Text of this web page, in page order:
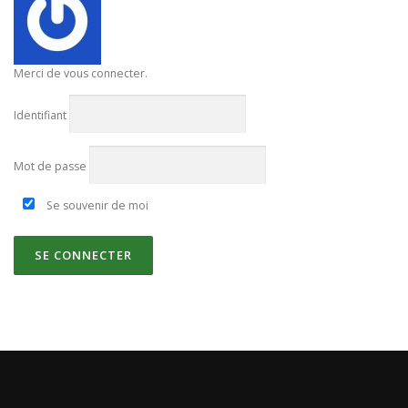
Merci de vous connecter.
Identifiant
Mot de passe
Se souvenir de moi